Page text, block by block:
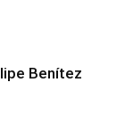
Benítez